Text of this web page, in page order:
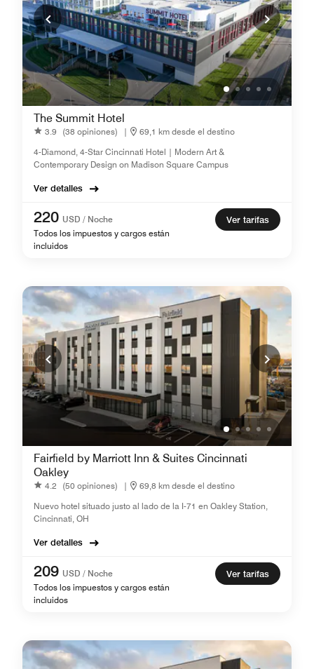
The Summit Hotel
3.9 (38 opiniones) |
69,1 km desde el destino
4-Diamond, 4-Star Cincinnati Hotel | Modern Art &
Contemporary Design on Madison Square Campus
Ver detalles
220 USD / Noche
Todos los impuestos y cargos están
incluidos
Ver tarifas
Fairfield by Marriott Inn & Suites Cincinnati
Oakley
4.2 (50 opiniones) |
69,8 km desde el destino
Nuevo hotel situado justo al lado de la I-71 en Oakley Station,
Cincinnati, OH
Ver detalles
209 USD / Noche
Todos los impuestos y cargos están
incluidos
Ver tarifas